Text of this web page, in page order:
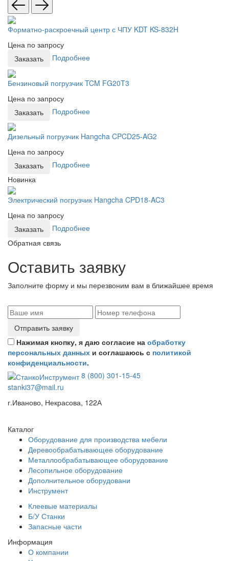
Форматно-раскроечный центр с ЧПУ KDT KS-832H
Цена по запросу
Заказать
Подробнее
Бензиновый погрузчик TCM FG20T3
Цена по запросу
Заказать
Подробнее
Дизельный погрузчик Hangcha CPCD25-AG2
Цена по запросу
Заказать
Подробнее
Новинка
Электрический погрузчик Hangcha CPD18-AC3
Цена по запросу
Заказать
Подробнее
Обратная связь
Оставить заявку
Заполните форму и мы перезвоним вам в ближайшее время
Отправить заявку
Нажимая кнопку, я даю согласие на обработку
персональных данных и соглашаюсь с политикой
конфиденциальности.
8 (800) 301-15-45
stanki37@mail.ru
г.Иваново, Некрасова, 122А
Каталог
Оборудование для производства мебели
Деревообрабатывающее оборудование
Металлообрабатывающее оборудование
Лесопильное оборудование
Дополнительное оборудовани
Инструмент
Клеевые материалы
Б/У Станки
Запасные части
Информация
О компании